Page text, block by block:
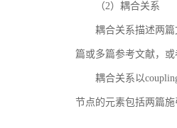
（2）耦合关系
耦合关系描述两
篇或多篇参考文献，
耦合关系以
节点的元素包括两篇